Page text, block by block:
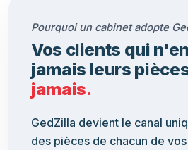
Pourquoi un cabinet adopte
Vos clients qui
jamais leurs
jamais.
GedZilla devient le canal
des pièces de chacun de